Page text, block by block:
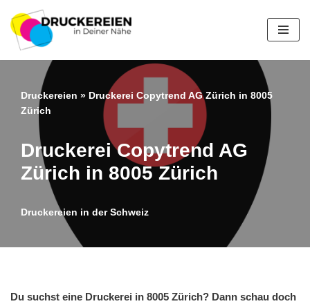
Zum
Inhalt
springen
Druckereien » Druckerei Copytrend AG Zürich in 8005
Zürich
Druckerei Copytrend AG
Zürich in 8005 Zürich
Druckereien in der Schweiz
Du suchst eine Druckerei in 8005 Zürich? Dann schau doch